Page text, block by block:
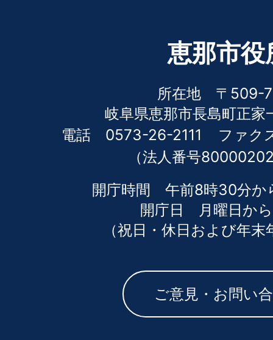
恵那市役
所在地 〒509-
岐阜県恵那市長島町正家
電話 0573-26-2111
ファ
（法人番号
開庁時間 午前8時30分か
開庁日 月曜日か
（祝日・休日および年
ご意見・お問い